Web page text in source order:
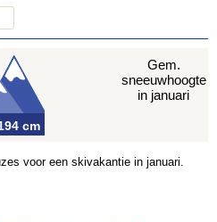
voor een skivakantie in januari.
cm
Gem.
sneeuwhoogte
in januari